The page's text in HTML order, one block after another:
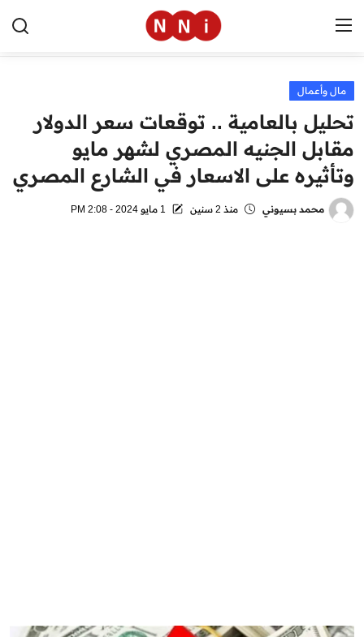
الرئيسية
اخبار مصر
العالم
الرياضة
مال وأعمال
تحليل بالعامية .. توقعات سعر الدولار
مقابل الجنيه المصري لشهر مايو
وتأثيره على الاسعار في الشارع المصري
محمد بسيوني منذ 2 سنين 1 مايو 2024 - 2:08 PM